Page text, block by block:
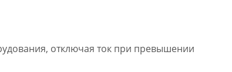
отключая ток при превышении